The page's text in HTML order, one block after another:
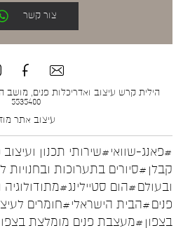
צור קשר
5535400
עיצוב אתר
#פאנג-שוואי#שירותי תכנון ועיצוב
קבלן #סיורים בתערוכות
ובעולם#הום סטיילינג#מתודולוגיה
פנים#הבית הישראלי#חומרים
בצפון #מעצבת פנים מומלצת